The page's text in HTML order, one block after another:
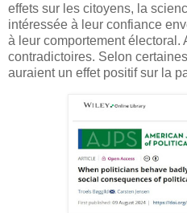
effets sur les citoyens, la
intéressée à leur confiance
à leur comportement électoral.
contradictoires. Selon
auraient un effet positif sur la